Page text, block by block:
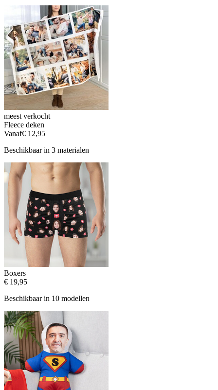
meest verkocht
Fleece deken
Vanaf€ 12,95
Beschikbaar in 3 materialen
Boxers
€ 19,95
Beschikbaar in 10 modellen